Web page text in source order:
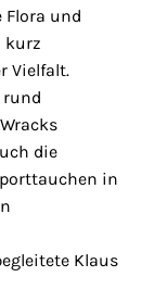
Flora und
kurz
Vielfalt.
rund
die
in
Klaus